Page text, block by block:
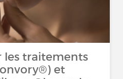
les traitements
et